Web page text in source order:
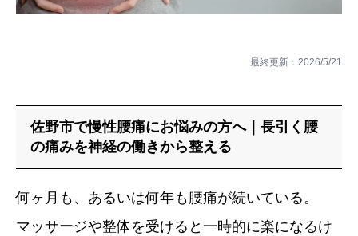
最終更新： 2026/5/21
佐野市で慢性腰痛にお悩みの方へ｜長引く腰
の痛みを神経の働きから整える
何ヶ月も、あるいは何年も腰痛が続いている。
マッサージや整体を受けると一時的に楽になるけ
症例・喜びの声
ブログ